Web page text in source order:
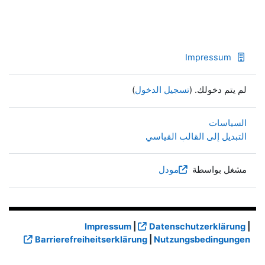
Impressum
لم يتم دخولك. (تسجيل الدخول)
السياسات
التبديل إلى القالب القياسي
مشغل بواسطة مودل
Impressum Datenschutzerklärung
Barrierefreiheitserklärung
Nutzungsbedingungen